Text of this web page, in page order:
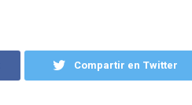
Compartir en Twitter